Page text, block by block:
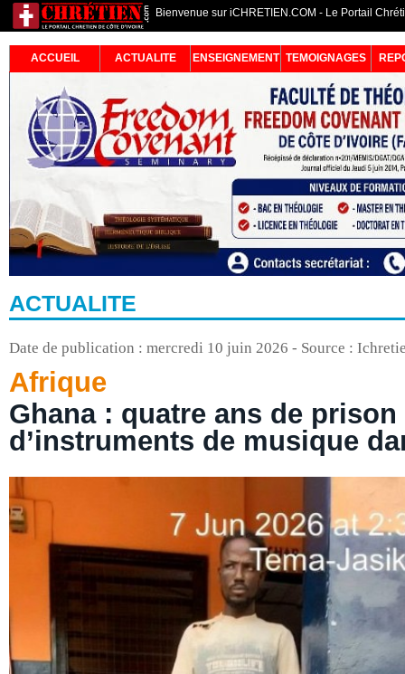
Bienvenue sur iCHRETIEN.COM - Le Portail
ACCUEIL ACTUALITE ENSEIGNEMENT TEMOIGNAGES
ACTUALITE
Date de publication : mercredi 10 juin 2026 - Source :
Afrique
Ghana : quatre ans de
d’instruments de musique